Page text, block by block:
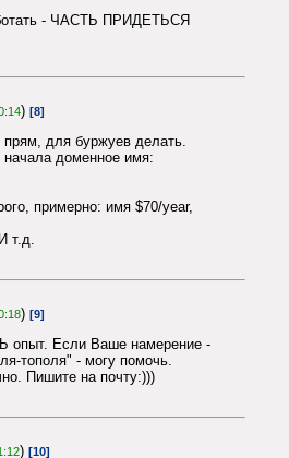
- ЧАСТЬ ПРИДЕТЬСЯ
) [8]
для буржуев делать.
начала доменное имя:
примерно: имя $70/year,
т.д.
) [9]
опыт. Если Ваше намерение -
тополя" - могу помочь.
Пишите на почту:)))
) [10]